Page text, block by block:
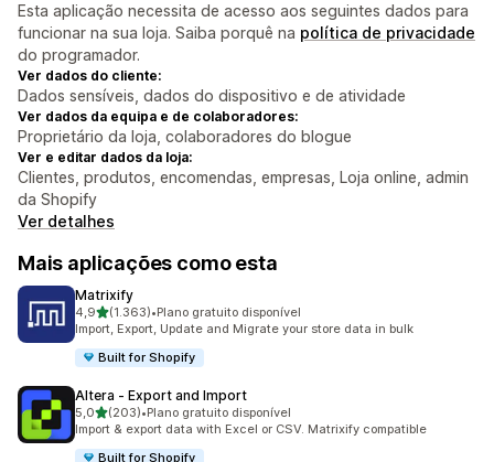
Esta aplicação necessita de acesso aos seguintes dados para
funcionar na sua loja. Saiba porquê na política de privacidade
do programador.
Ver dados do cliente:
Dados sensíveis, dados do dispositivo e de atividade
Ver dados da equipa e de colaboradores:
Proprietário da loja, colaboradores do blogue
Ver e editar dados da loja:
Clientes, produtos, encomendas, empresas, Loja online, admin
da Shopify
Ver detalhes
Mais aplicações como esta
Matrixify
4,9de 5 estrelas
(1.363)
1363 total de avaliações
•Plano gratuito disponível
Import, Export, Update and Migrate your store data in bulk
Built for Shopify
Altera ‑ Export and Import
5,0de 5 estrelas
(203)
203 total de avaliações
•Plano gratuito disponível
Import & export data with Excel or CSV. Matrixify compatible
Built for Shopify